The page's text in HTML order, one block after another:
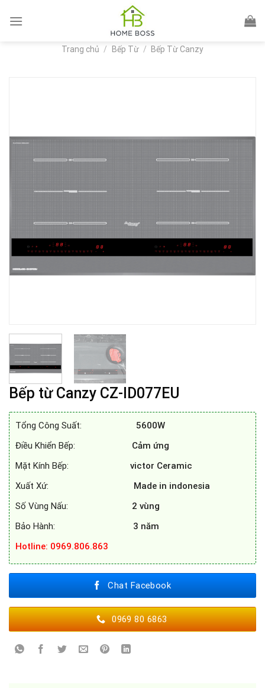
Trang chủ / Bếp Từ / Bếp Từ Canzy
Bếp từ Canzy CZ-ID077EU
Tổng Công Suất:
5600W
Điều Khiển Bếp: Cảm ứng
Mặt Kính Bếp:
victor Ceramic
Xuất Xứ:
Made in indonesia
Số Vùng Nấu: 2 vùng
Bảo Hành: 3 năm
Hotline: 0969.806.863
Chat Facebook
0969 80 6863